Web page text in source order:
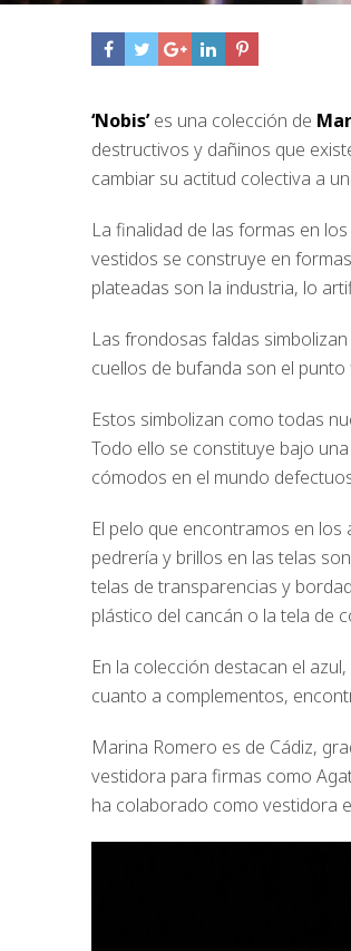
‘Nobis’es una colección de
destructivos y dañinos que
cambiar su actitud colectiva a
La finalidad de las formas en
vestidos se construye en
plateadas son la industria, lo
Las frondosas faldas
cuellos de bufanda son el punto
Estos simbolizan como todas
Todo ello se constituye bajo
cómodos en el mundo
El pelo que encontramos en
pedrería y brillos en las telas
telas de transparencias y
plástico del cancán o la tela de
En la colección destacan el
cuanto a complementos,
Marina Romero es de Cádiz,
vestidora para firmas como
ha colaborado como vestidora